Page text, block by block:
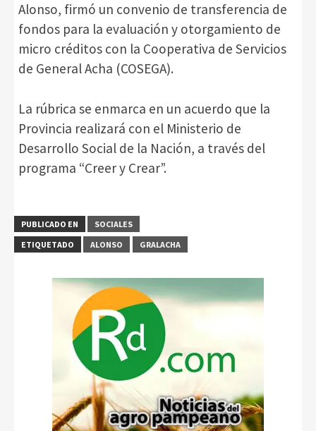
Alonso, firmó un convenio de transferencia de
fondos para la evaluación y otorgamiento de
micro créditos con la Cooperativa de Servicios
de General Acha (COSEGA).
La rúbrica se enmarca en un acuerdo que la
Provincia realizará con el Ministerio de
Desarrollo Social de la Nación, a través del
programa “Creer y Crear”.
PUBLICADO EN
SOCIALES
ETIQUETADO
ALONSO GRALACHA